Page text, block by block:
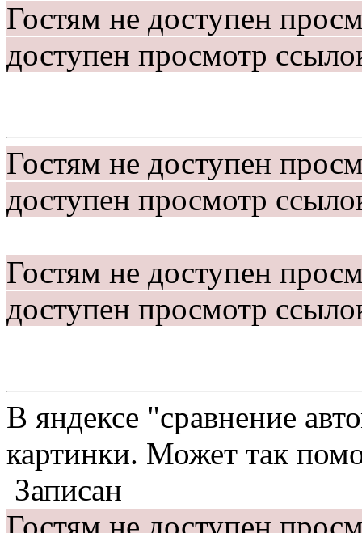
Гостям не доступен
доступен просмотр
Гостям не доступен
доступен просмотр
Гостям не доступен
доступен просмотр
В яндексе "сравнение
картинки. Может так
Записан